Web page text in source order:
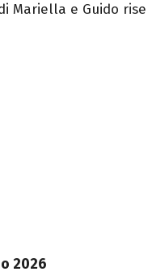
Mariella e Guido
2026